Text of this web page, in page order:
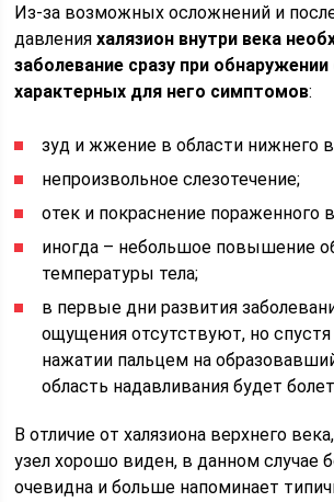
Из-за возможных осложнений и
давленияхалязион внутри века
заболевание сразу при
характерных для него симптомов:
зуд и жжение в области нижнего
непроизвольное слезотечение;
отек и покраснение пораженного
иногда – небольшое повышение
температуры тела;
в первые дни развития
ощущения отсутствуют, но
нажатии пальцем на
область надавливания будет
В отличие от халязиона верхнего
узел хорошо виден, в данном случае
очевидна и больше напоминает